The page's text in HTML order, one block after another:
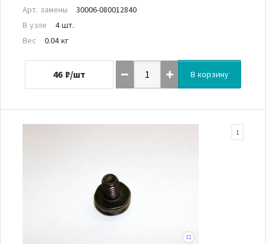
Арт. замены
30006-080012840
В узле
4 шт.
Вес
0.04 кг
46 ₽/шт В корзину
1